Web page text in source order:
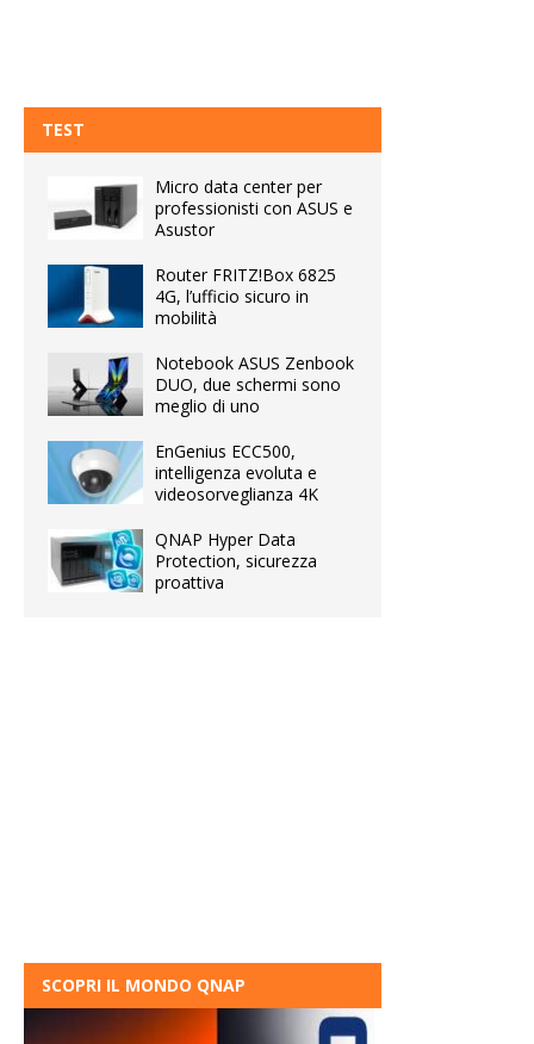
TEST
Micro data center per
professionisti con ASUS e
Asustor
Router FRITZ!Box 6825
4G, l’ufficio sicuro in
mobilità
Notebook ASUS Zenbook
DUO, due schermi sono
meglio di uno
EnGenius ECC500,
intelligenza evoluta e
videosorveglianza 4K
QNAP Hyper Data
Protection, sicurezza
proattiva
SCOPRI IL MONDO QNAP